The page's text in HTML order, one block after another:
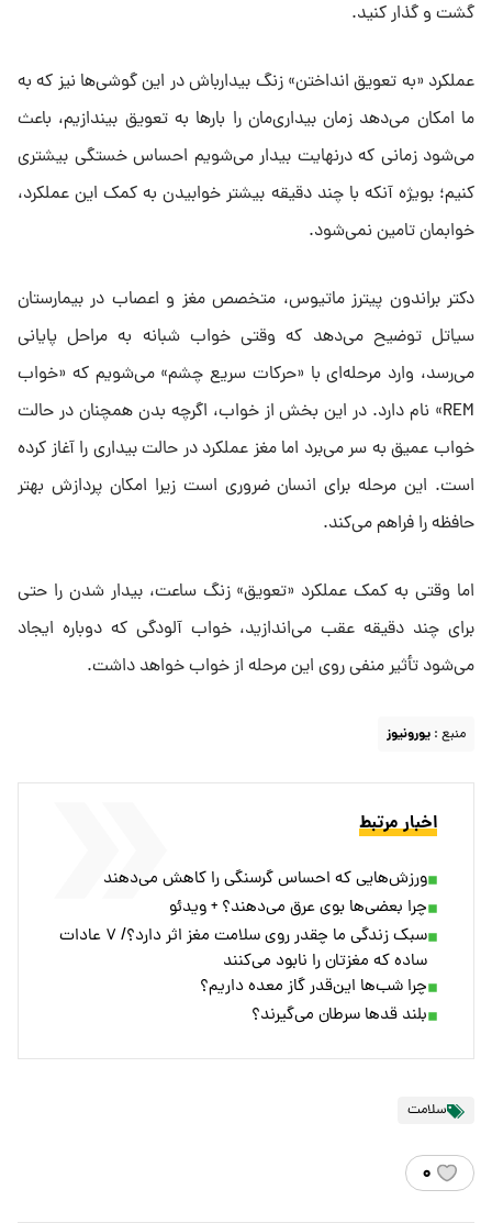
گشت و گذار کنید.
عملکرد «به تعویق انداختن» زنگ بیدارباش در این گوشی‌ها نیز که به
ما امکان می‌دهد زمان بیداری‌مان را بارها به تعویق بیندازیم، باعث
می‌شود زمانی که درنهایت بیدار می‌شویم احساس خستگی بیشتری
کنیم؛ بویژه آنکه با چند دقیقه بیشتر خوابیدن به کمک این عملکرد،
خوابمان تامین نمی‌شود.
دکتر براندون پیترز ماتیوس، متخصص مغز و اعصاب در بیمارستان
سیاتل توضیح می‌دهد که وقتی خواب شبانه به مراحل پایانی
می‌رسد، وارد مرحله‌ای با «حرکات سریع چشم» می‌شویم که «خواب
REM» نام دارد. در این بخش از خواب، اگرچه بدن همچنان در حالت
خواب عمیق به سر می‌برد اما مغز عملکرد در حالت بیداری را آغاز کرده
است. این مرحله برای انسان ضروری است زیرا امکان پردازش بهتر
حافظه را فراهم می‌کند.
اما وقتی به کمک عملکرد «تعویق» زنگ ساعت، بیدار شدن را حتی
برای چند دقیقه عقب می‌اندازید، خواب آلودگی که دوباره ایجاد
می‌شود تأثیر منفی روی این مرحله از خواب خواهد داشت.
منبع : یورونیوز
اخبار مرتبط
ورزش‌هایی که احساس گرسنگی را کاهش می‌دهند
چرا بعضی‌ها بوی عرق می‌دهند؟ + ویدئو
سبک زندگی ما چقدر روی سلامت مغز اثر دارد؟/ ۷ عادات
ساده‌ که مغزتان را نابود می‌کنند
چرا شب‌ها این‌قدر گاز معده داریم؟
بلند قدها سرطان می‌گیرند؟
سلامت
۰